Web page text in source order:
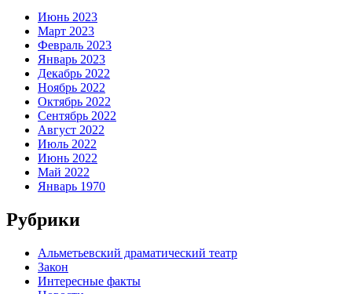
Июнь 2023
Март 2023
Февраль 2023
Январь 2023
Декабрь 2022
Ноябрь 2022
Октябрь 2022
Сентябрь 2022
Август 2022
Июль 2022
Июнь 2022
Май 2022
Январь 1970
Рубрики
Альметьевский драматический театр
Закон
Интересные факты